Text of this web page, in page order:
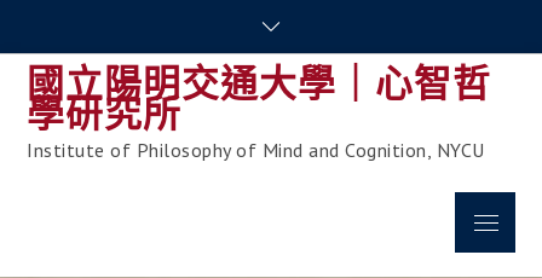
content國立陽明交通大學｜心智哲
學研究所
Institute of Philosophy of Mind and Cognition, NYCU
Menu